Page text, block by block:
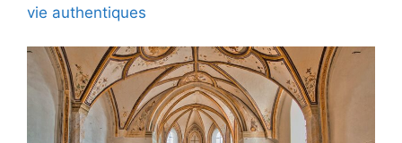
vie authentiques